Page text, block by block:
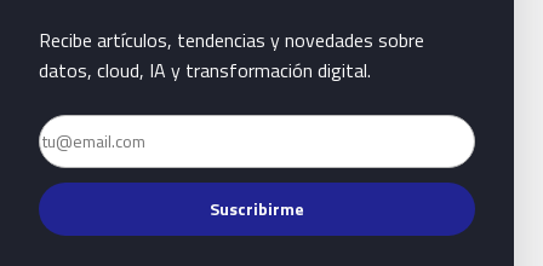
Recibe artículos, tendencias y novedades sobre
datos, cloud, IA y transformación digital.
Email
Suscribirme